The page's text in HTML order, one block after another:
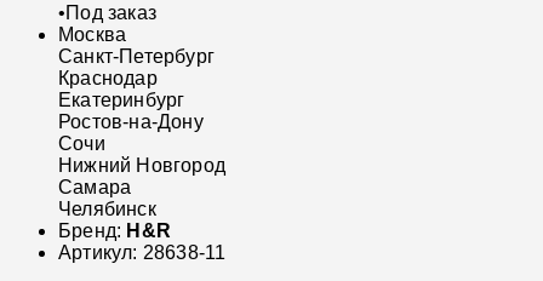
•Под заказ
Москва
Санкт-Петербург
Краснодар
Екатеринбург
Ростов-на-Дону
Сочи
Нижний Новгород
Самара
Челябинск
Бренд: H&R
Артикул: 28638-11